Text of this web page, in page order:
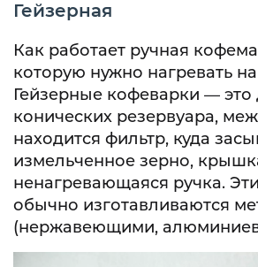
Гейзерная
Как работает ручная
которую нужно нагревать
Гейзерные кофеварки — это
конических резервуара,
находится фильтр, куда
измельченное зерно,
ненагревающаяся ручка.
обычно изготавливаются
(нержавеющими,